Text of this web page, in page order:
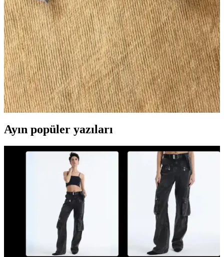
Flat Head FN-D111 14.5oz Wide Straight LHT, geniş kesimi, özgün
renk detayları ve dayanıklı kumaşıyla günlük kullanım için ideal bir
kot pantolon olarak öne çıkıyor. Beden uyumu ve solma özellikleri
kullanıcı deneyimlerine göre değişiyor.
Pure Blue Japan SR-013 Raw Denim Pantolonların
5 Yıllık Kullanım ve Solma İncelemesi
Pure Blue Japan SR-013 model raw denim pantolon, 5 yıl boyunca
düzenli kullanımla kalın slubby kumaşı ve yoğun indigo boyası
sayesinde benzersiz solma desenleri ve dayanıklılık sunar.
Ayın popüler yazıları